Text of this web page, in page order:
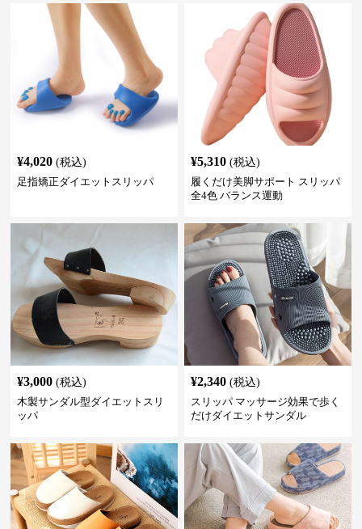
¥4,020 (税込)
足指矯正ダイエットスリッパ
¥5,310 (税込)
履くだけ美脚サポート スリッパ
全4色 バランス運動
¥3,000 (税込)
木製サンダル型ダイエットスリ
ッパ
¥2,340 (税込)
スリッパ マッサージ効果で歩く
だけダイエットサンダル